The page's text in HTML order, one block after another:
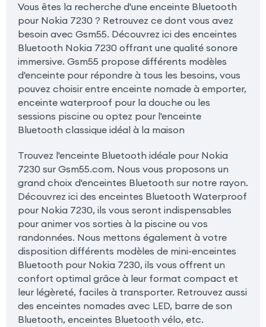
Vous êtes la recherche d'une enceinte Bluetooth
pour Nokia 7230 ? Retrouvez ce dont vous avez
besoin avec Gsm55. Découvrez ici des enceintes
Bluetooth Nokia 7230 offrant une qualité sonore
immersive. Gsm55 propose différents modèles
d'enceinte pour répondre à tous les besoins, vous
pouvez choisir entre enceinte nomade à emporter,
enceinte waterproof pour la douche ou les
sessions piscine ou optez pour l'enceinte
Bluetooth classique idéal à la maison
Trouvez l'enceinte Bluetooth idéale pour Nokia
7230 sur Gsm55.com. Nous vous proposons un
grand choix d'enceintes Bluetooth sur notre rayon.
Découvrez ici des enceintes Bluetooth Waterproof
pour Nokia 7230, ils vous seront indispensables
pour animer vos sorties à la piscine ou vos
randonnées. Nous mettons également à votre
disposition différents modèles de mini-enceintes
Bluetooth pour Nokia 7230, ils vous offrent un
confort optimal grâce à leur format compact et
leur légèreté, faciles à transporter. Retrouvez aussi
des enceintes nomades avec LED, barre de son
Bluetooth, enceintes Bluetooth vélo, etc.